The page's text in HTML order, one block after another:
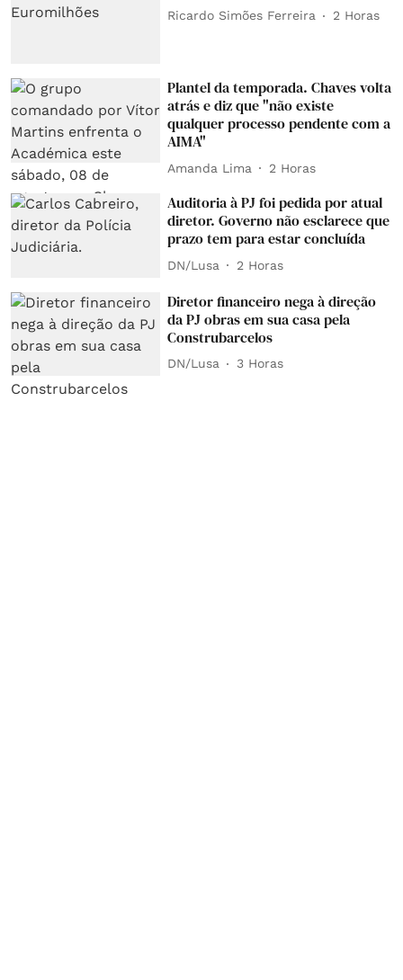
Ricardo Simões Ferreira 2 Horas
Plantel da temporada. Chaves volta
atrás e diz que "não existe
qualquer processo pendente com a
AIMA"
Amanda Lima 2 Horas
Auditoria à PJ foi pedida por atual
diretor. Governo não esclarece que
prazo tem para estar concluída
DN/Lusa 2 Horas
Diretor financeiro nega à direção
da PJ obras em sua casa pela
Construbarcelos
DN/Lusa 3 Horas